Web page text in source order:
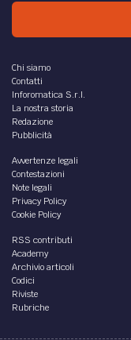
Chi siamo
Contatti
Inforomatica S.r.l.
La nostra storia
Redazione
Pubblicità
Avvertenze legali
Contestazioni
Note legali
Privacy Policy
Cookie Policy
RSS contributi
Academy
Archivio articoli
Codici
Riviste
Rubriche